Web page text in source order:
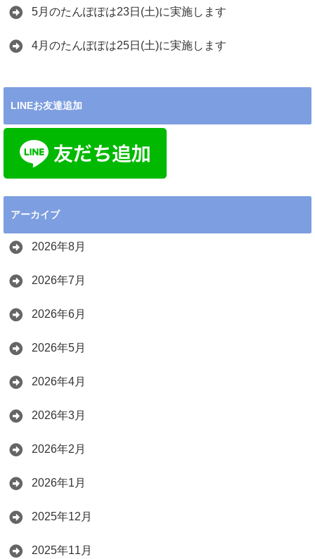
5月のたんぽぽは23日(土)に実施します
4月のたんぽぽは25日(土)に実施します
LINEお友達追加
アーカイブ
2026年8月
2026年7月
2026年6月
2026年5月
2026年4月
2026年3月
2026年2月
2026年1月
2025年12月
2025年11月